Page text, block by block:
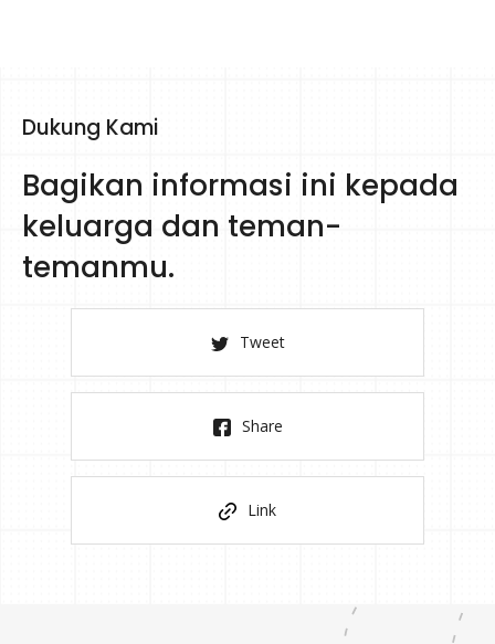
Dukung Kami
Bagikan informasi ini kepada
keluarga dan teman-
temanmu.
Tweet
Share
Link